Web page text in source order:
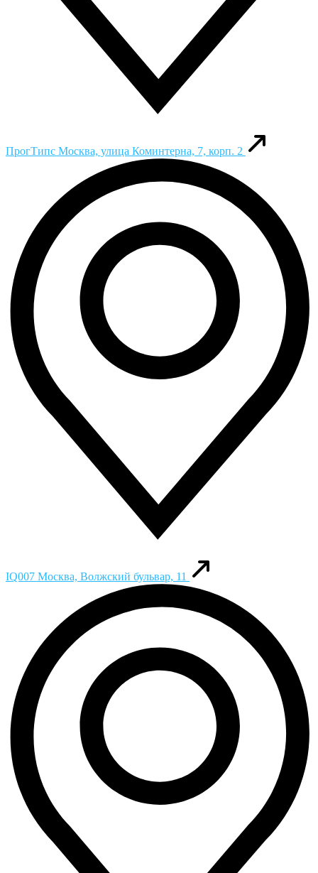
ПрогТипс Москва, улица Коминтерна, 7, корп. 2
IQ007 Москва, Волжский бульвар, 11